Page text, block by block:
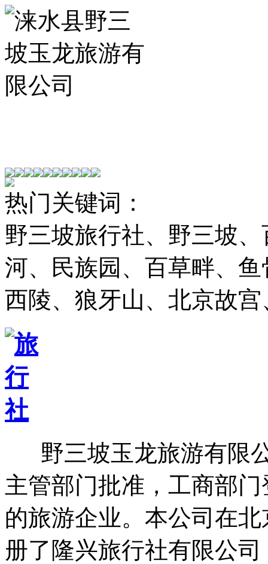
热门关键词：
野三坡旅行社、野三坡
河、民族园、百草畔、
西陵、狼牙山、北京故
野三坡玉龙旅游有限
主管部门批准，工商部
的旅游企业。本公司在
册了隆兴旅行社有限公